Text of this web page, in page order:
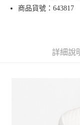
悠遊付
1.本服務由台灣大哥大
2.付款方式選擇「大哥
流程，驗證手機門號後
商品貨號：643817
詳細說